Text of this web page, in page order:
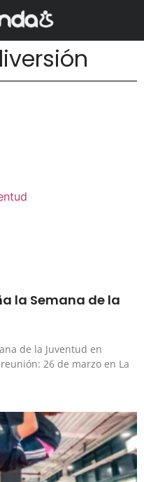
la Semana de la
de la Juventud en
26 de marzo en La